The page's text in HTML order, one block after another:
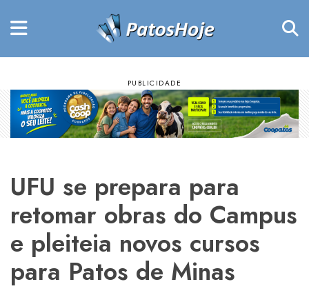
UFU se prepara para
retomar obras do Campus
e pleiteia novos cursos
para Patos de Minas